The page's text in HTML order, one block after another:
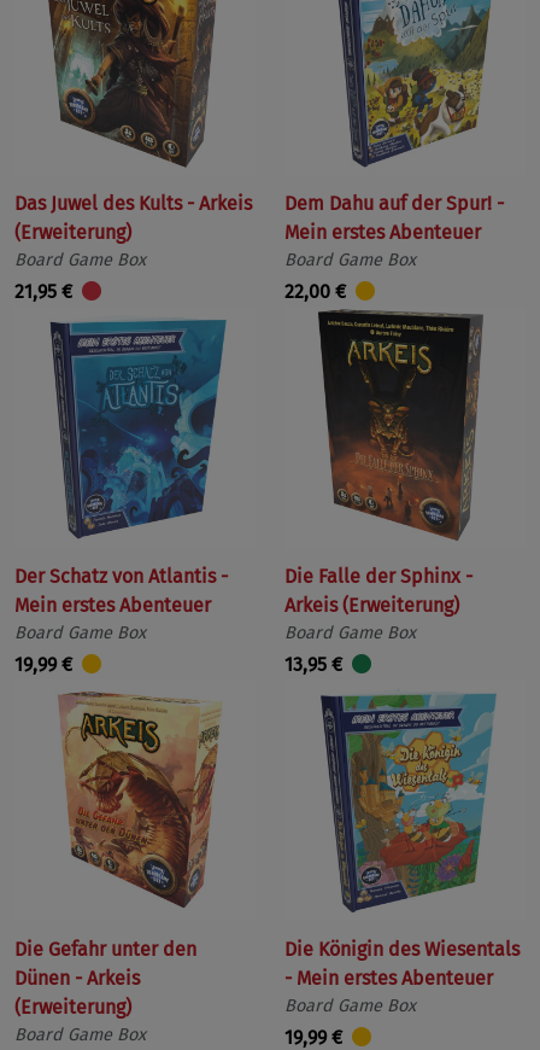
Das Juwel des Kults - Arkeis
(Erweiterung)
Board Game Box
21,95 €
Dem Dahu auf der Spur! -
Mein erstes Abenteuer
Board Game Box
22,00 €
Der Schatz von Atlantis -
Mein erstes Abenteuer
Board Game Box
19,99 €
Die Falle der Sphinx -
Arkeis (Erweiterung)
Board Game Box
13,95 €
Die Gefahr unter den
Dünen - Arkeis
(Erweiterung)
Board Game Box
Die Königin des Wiesentals
- Mein erstes Abenteuer
Board Game Box
19,99 €